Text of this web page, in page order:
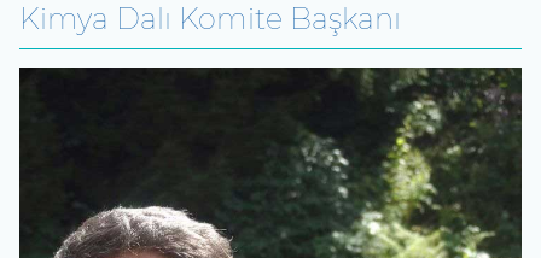
Kimya Dalı Komite Başkanı